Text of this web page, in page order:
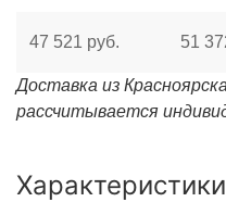
47 521 руб. 51
Доставка из
рассчитывается
Характеристики